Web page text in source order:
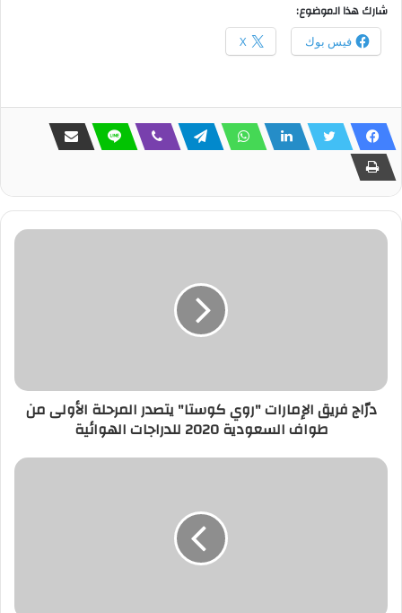
شارك هذا الموضوع:
فيس بوك X
درّاج فريق الإمارات "روي كوستا" يتصدر المرحلة الأولى من
طواف السعودية 2020 للدراجات الهوائية